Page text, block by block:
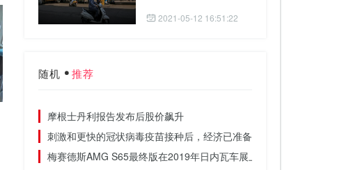
2021-05-12 16:51:22
随机 推荐
摩根士丹利报告发布后股价飙升
刺激和更快的冠状病毒疫苗接种后，经济已准备就绪
梅赛德斯AMG S65最终版在2019年日内瓦车展上亮相